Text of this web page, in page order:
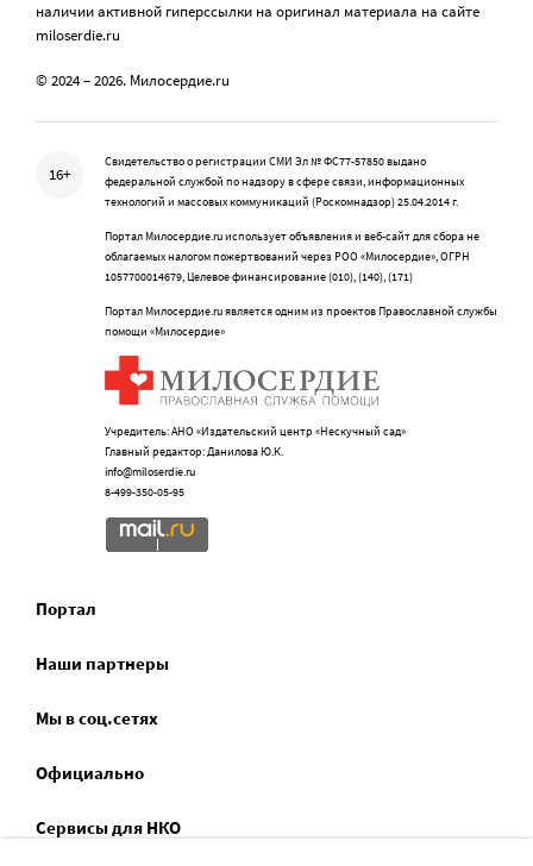
наличии активной гиперссылки на оригинал материала на сайте
miloserdie.ru
© 2024 – 2026. Милосердие.ru
16+
Свидетельство о регистрации СМИ Эл № ФС77-57850 выдано
федеральной службой по надзору в сфере связи, информационных
технологий и массовых коммуникаций (Роскомнадзор) 25.04.2014 г.
Портал Милосердие.ru использует объявления и веб-сайт для сбора не
облагаемых налогом пожертвований через РОО «Милосердие», ОГРН
1057700014679, Целевое финансирование (010), (140), (171)
Портал Милосердие.ru является одним из проектов Православной службы
помощи «Милосердие»
Учредитель: АНО «Издательский центр «Нескучный сад»
Главный редактор: Данилова Ю.К.
info@miloserdie.ru
8-499-350-05-95
Портал
Наши партнеры
Мы в соц.сетях
Официально
Сервисы для НКО